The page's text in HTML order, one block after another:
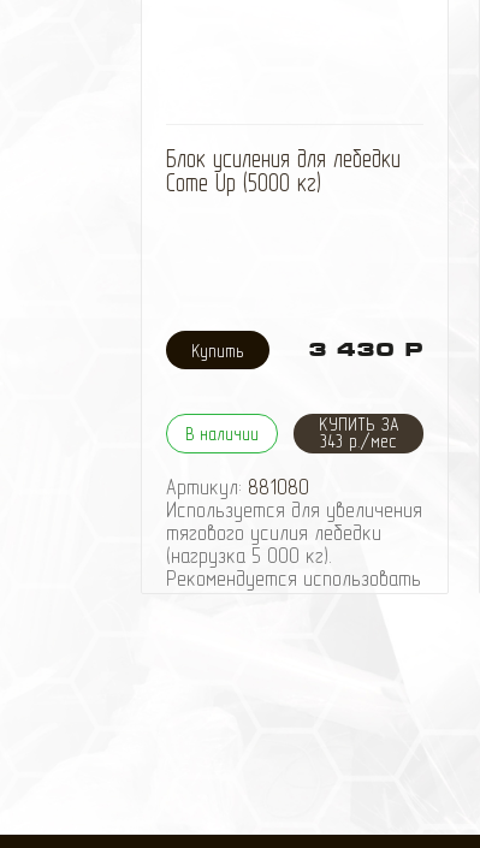
Блок усиления для лебедки
Come Up (5000 кг)
3 430 Р
В наличии
КУПИТЬ ЗА
343 р./мес
Артикул: 881080
Используется для увеличения
тягового усилия лебедки
(нагрузка 5 000 кг).
Рекомендуется использовать
Затем крюк с тросом